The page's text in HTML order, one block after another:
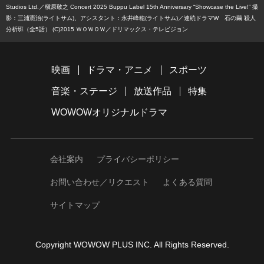
Studios Ltd.
槇原敬之 Concert 2025 Buppu Label 15th Anniversary “Showcase the Live!” 撮
影：三浦憲治(ライトサム)、アシスタント：永井峰穂(ライトサム)
連続ドラマW 石の繭 殺人
分析班（全5話） (C)2015 ＷＯＷＯＷ／ドリマックス・テレビジョン
映画 ドラマ・アニメ スポーツ
音楽・ステージ 放送作品 特集
WOWOWオリジナルドラマ
会社案内 プライバシーポリシー
お問い合わせ／リクエスト よくある質問
サイトマップ
Copyright WOWOW PLUS INC. All Rights Reserved.